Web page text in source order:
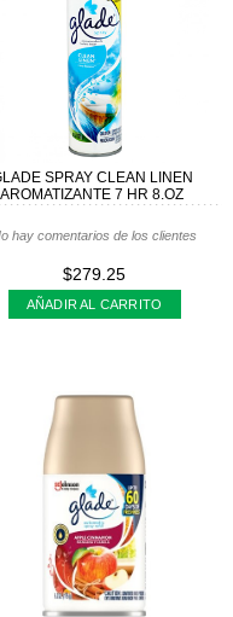
SPRAY CLEAN LINEN
AROMATIZANTE 7 HR 8.OZ
hay comentarios de los clientes
$279.25
AÑADIR AL CARRITO